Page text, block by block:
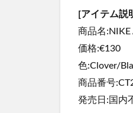
[アイテム説
商品名:NIKE
価格:€130
色:Clover/
商品番号
発売日:国内